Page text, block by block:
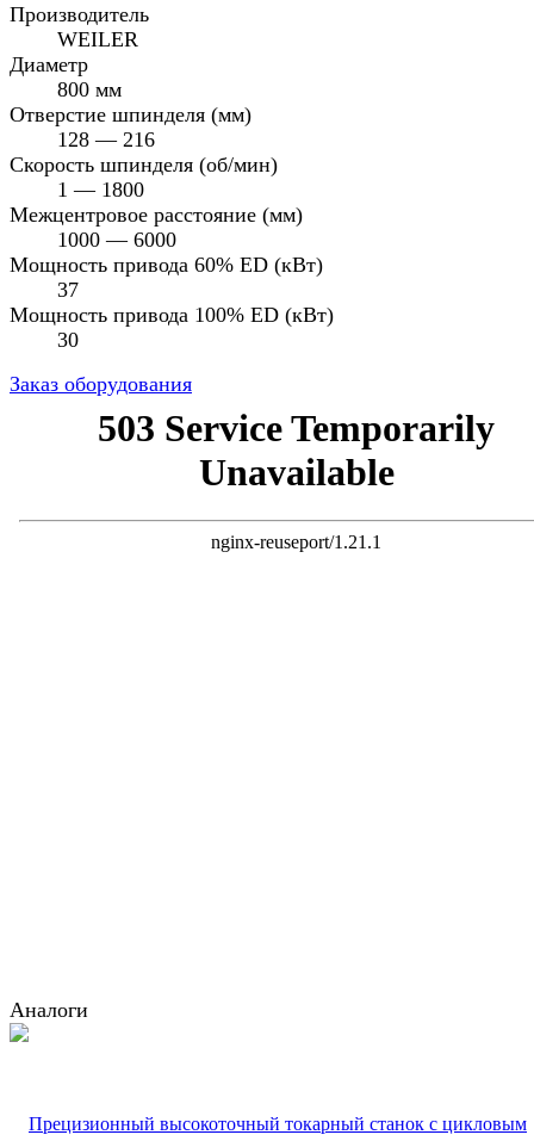
Производитель
WEILER
Диаметр
800 мм
Отверстие шпинделя (мм)
128 — 216
Скорость шпинделя (об/мин)
1 — 1800
Межцентровое расстояние (мм)
1000 — 6000
Мощность привода 60% ED (кВт)
37
Мощность привода 100% ED (кВт)
30
Заказ оборудования
Аналоги